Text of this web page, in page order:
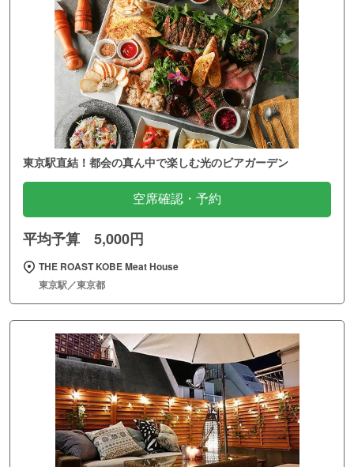
東京駅直結！都会の真ん中で楽しむ光のビアガーデン
空席確認・予約
平均予算 5,000円
THE ROAST KOBE Meat House
東京駅／東京都